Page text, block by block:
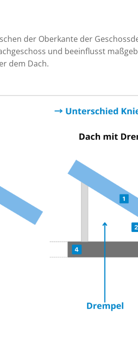
der Oberkante der
und beeinflusst
dem Dach.